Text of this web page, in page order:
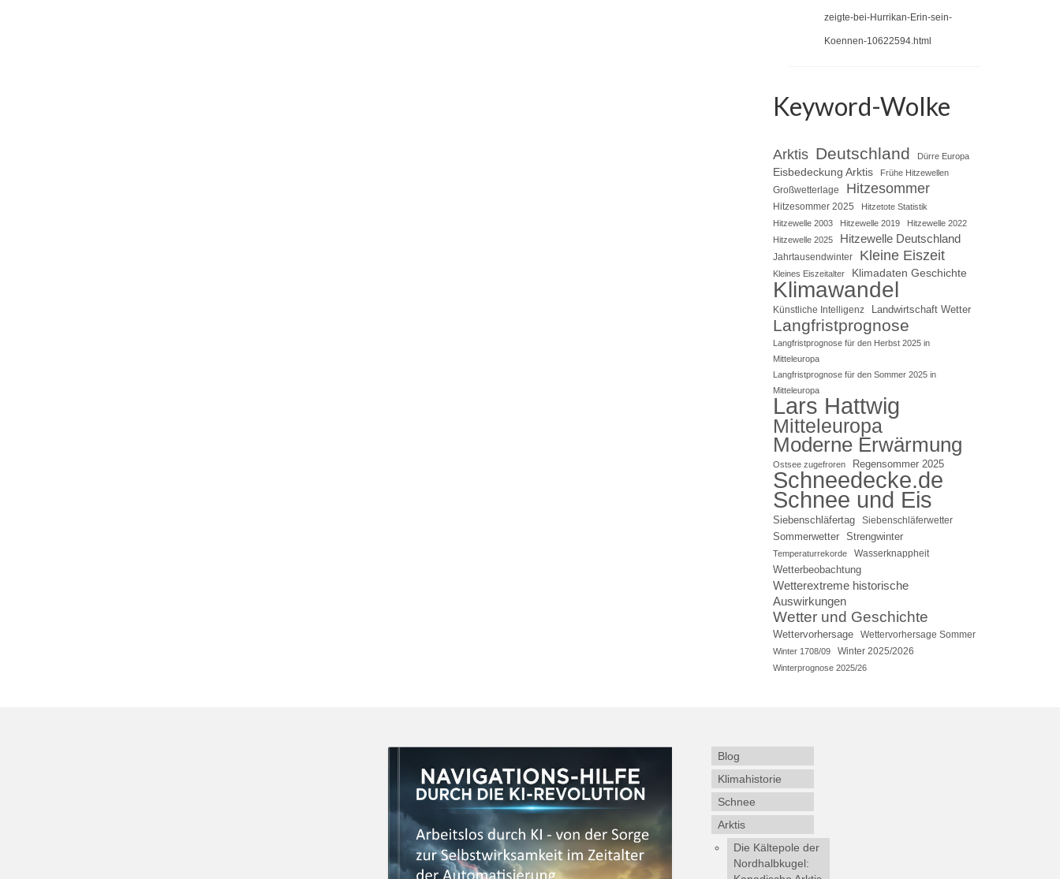
zeigte-bei-Hurrikan-Erin-sein-
Koennen-10622594.html
Keyword-Wolke
Arktis Deutschland Dürre Europa
Eisbedeckung Arktis Frühe Hitzewellen
Großwetterlage Hitzesommer
Hitzesommer 2025
Hitzetote Statistik
Hitzewelle 2003
Hitzewelle 2019
Hitzewelle 2022
Hitzewelle 2025
Hitzewelle Deutschland
Jahrtausendwinter Kleine Eiszeit
Kleines Eiszeitalter Klimadaten Geschichte
Klimawandel
Künstliche Intelligenz Landwirtschaft Wetter
Langfristprognose
Langfristprognose für den Herbst 2025 in
Mitteleuropa
Langfristprognose für den Sommer 2025 in
Mitteleuropa
Lars Hattwig
Mitteleuropa
Moderne Erwärmung
Ostsee zugefroren Regensommer 2025
Schneedecke.de
Schnee und Eis
Siebenschläfertag Siebenschläferwetter
Sommerwetter Strengwinter
Temperaturrekorde Wasserknappheit
Wetterbeobachtung
Wetterextreme historische
Auswirkungen
Wetter und Geschichte
Wettervorhersage Wettervorhersage Sommer
Winter 1708/09 Winter 2025/2026
Winterprognose 2025/26
Blog
Klimahistorie
Schnee
Arktis
Die Kältepole der
Nordhalbkugel: